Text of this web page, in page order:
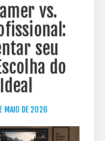
vs.
seu
do
MAIO DE 2026